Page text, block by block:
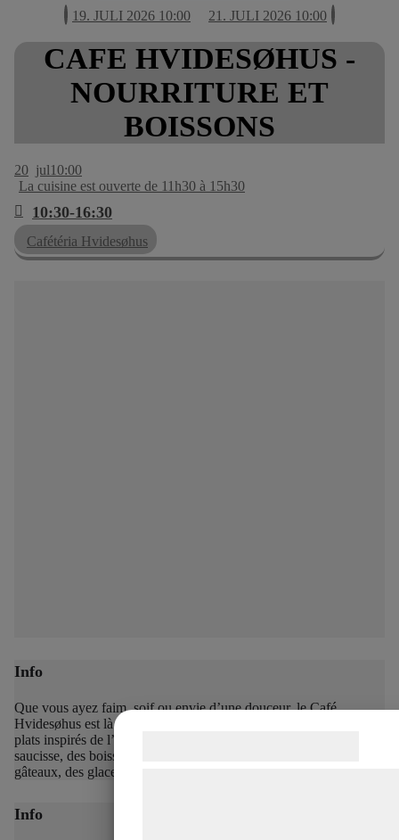
19. JULI 2026 10:00 21. JULI 2026 10:00
CAFE HVIDESØHUS -
NOURRITURE ET
BOISSONS
20 jul10:00
La cuisine est ouverte de 11h30 à 15h30
10:30-16:30
Cafétéria Hvidesøhus
Info
Que vous ayez faim, soif ou envie d’une douceur, le Café
Hvidesøhus est là pour vous aider.
plats inspirés de l’histoire, ainsi que des sandwichs, des roulés à la
saucisse, des boissons non alcoolisées, de la bière, du café, des
gâteaux, des glaces et bien d’autres choses encore.
Info